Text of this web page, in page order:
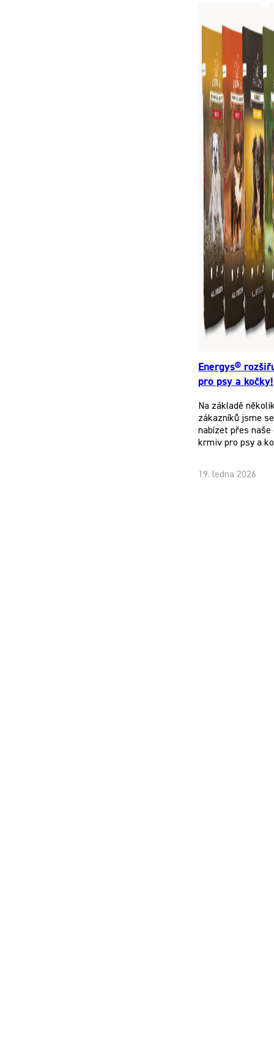
Energys®
pro psy a kočky!
Na základě
zákazníků jsme
nabízet přes
krmiv pro psy a
19. ledna 2026